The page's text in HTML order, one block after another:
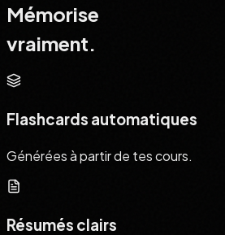
Mémorise
vraiment.
Flashcards automatiques
Générées à partir de tes cours.
Résumés clairs